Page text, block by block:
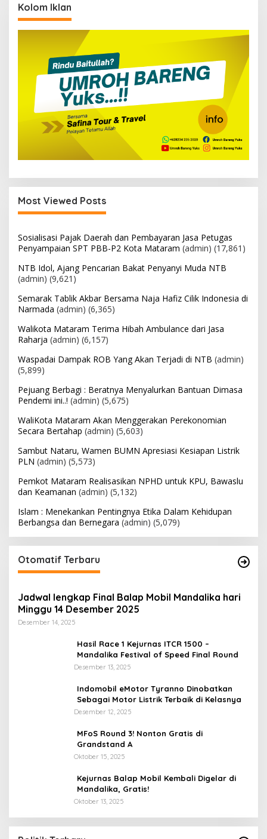
Kolom Iklan
Most Viewed Posts
Sosialisasi Pajak Daerah dan Pembayaran Jasa Petugas
Penyampaian SPT PBB-P2 Kota Mataram (admin) (17,861)
NTB Idol, Ajang Pencarian Bakat Penyanyi Muda NTB
(admin) (9,621)
Semarak Tablik Akbar Bersama Naja Hafiz Cilik Indonesia di
Narmada (admin) (6,365)
Walikota Mataram Terima Hibah Ambulance dari Jasa
Raharja (admin) (6,157)
Waspadai Dampak ROB Yang Akan Terjadi di NTB (admin)
(5,899)
Pejuang Berbagi : Beratnya Menyalurkan Bantuan Dimasa
Pendemi ini..! (admin) (5,675)
WaliKota Mataram Akan Menggerakan Perekonomian
Secara Bertahap (admin) (5,603)
Sambut Nataru, Wamen BUMN Apresiasi Kesiapan Listrik
PLN (admin) (5,573)
Pemkot Mataram Realisasikan NPHD untuk KPU, Bawaslu
dan Keamanan (admin) (5,132)
Islam : Menekankan Pentingnya Etika Dalam Kehidupan
Berbangsa dan Bernegara (admin) (5,079)
Otomatif Terbaru
Jadwal lengkap Final Balap Mobil Mandalika hari
Minggu 14 Desember 2025
Desember 14, 2025
Hasil Race 1 Kejurnas ITCR 1500 –
Mandalika Festival of Speed Final Round
Desember 13, 2025
Indomobil eMotor Tyranno Dinobatkan
Sebagai Motor Listrik Terbaik di Kelasnya
Desember 12, 2025
MFoS Round 3! Nonton Gratis di
Grandstand A
Oktober 15, 2025
Kejurnas Balap Mobil Kembali Digelar di
Mandalika, Gratis!
Oktober 13, 2025
yang Terjadi di Amerika Serikat dan Indonesia